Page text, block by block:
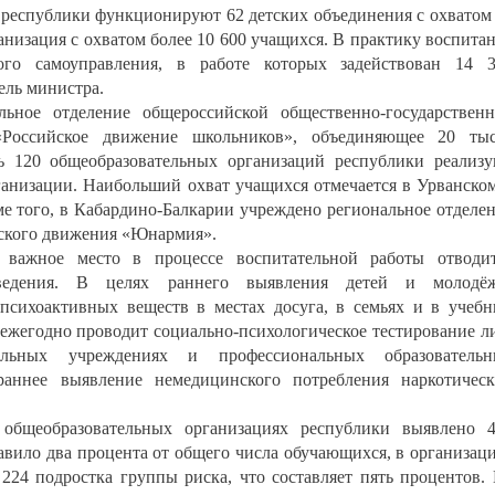
функционируют 62 детских объединения с охватом
с охватом более 10 600 учащихся. В практику
самоуправления, в работе которых задействован 14
министра.
отделение общероссийской общественно-
движение школьников», объединяющее 20
общеобразовательных организаций республики
Наибольший охват учащихся отмечается в
того, в Кабардино-Балкарии учреждено региональное
движения «Юнармия».
место в процессе воспитательной работы
В целях раннего выявления детей и
веществ в местах досуга, в семьях и в
проводит социально-психологическое тестирование
учреждениях и профессиональных
выявление немедицинского потребления
организациях республики выявлено
два процента от общего числа обучающихся, в
подростка группы риска, что составляет пять процентов.